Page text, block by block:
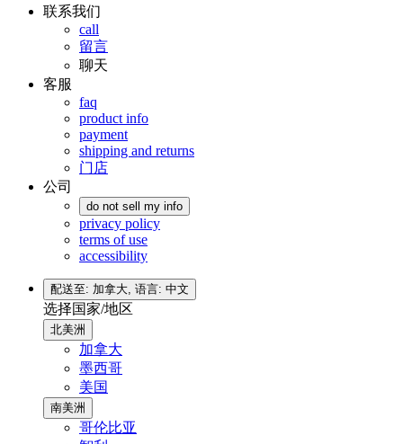
联系我们
call
留言
聊天
客服
faq
product info
payment
shipping and returns
门店
公司
do not sell my info
privacy policy
terms of use
accessibility
配送至: 加拿大, 语言: 中文
选择国家/地区
北美洲
加拿大
墨西哥
美国
南美洲
哥伦比亚